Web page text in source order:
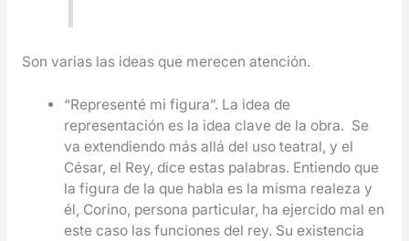
Son varias las ideas que merecen atención.
“Representé mi figura”. La idea de
representación es la idea clave de la obra. Se
va extendiendo más allá del uso teatral, y el
César, el Rey, dice estas palabras. Entiendo que
la figura de la que habla es la misma realeza y
él, Corino, persona particular, ha ejercido mal en
este caso las funciones del rey. Su existencia